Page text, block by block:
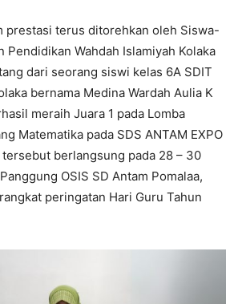
prestasi terus ditorehkan oleh Siswa-
Pendidikan Wahdah Islamiyah Kolaka
dari seorang siswi kelas 6A SDIT
bernama Medina Wardah Aulia K
meraih Juara 1 pada Lomba
Matematika pada SDS ANTAM EXPO
tersebut berlangsung pada 28 – 30
OSIS SD Antam Pomalaa,
peringatan Hari Guru Tahun